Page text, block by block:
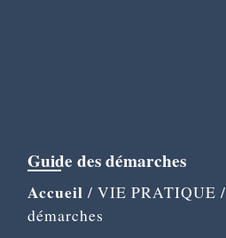
Guide des démarches
Accueil / VIE PRATIQUE /
démarches